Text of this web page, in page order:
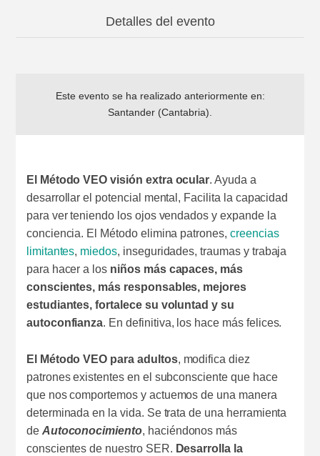
Detalles del evento
Este evento se ha realizado anteriormente en:
Santander (Cantabria)
El Método VEO visión extra ocular. Ayuda a
desarrollar el potencial mental, Facilita la capacidad
para ver teniendo los ojos vendados y expande la
conciencia. El Método elimina patrones, creencias
limitantes, miedos, inseguridades, traumas y trabaja
para hacer a los niños más capaces, más
conscientes, más responsables, mejores
estudiantes, fortalece su voluntad y su
autoconfianza. En definitiva, los hace más felices.
El Método VEO para adultos, modifica diez
patrones existentes en el subconsciente que hace
que nos comportemos y actuemos de una manera
determinada en la vida. Se trata de una herramienta
de Autoconocimiento, haciéndonos más
conscientes de nuestro SER. Desarrolla la